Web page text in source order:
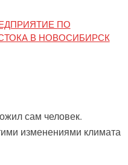
ПО
В НОВОСИБИРСК
сам человек.
изменениями климата